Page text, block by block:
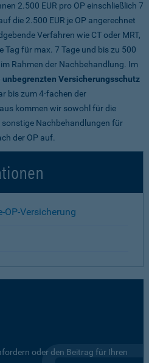
2.500 EUR pro OP einschließlich 7
die 2.500 EUR je OP angerechnet
Verfahren wie CT oder MRT,
Tag für max. 7 Tage und bis zu 500
Rahmen der Nachbehandlung. Im
Versicherungsschutz
bis zum 4-fachen der
kommen wir sowohl für die
Nachbehandlungen für
der OP auf.
OP-Versicherung
oder den Beitrag für Ihren